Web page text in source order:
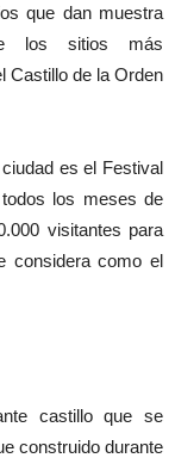
que dan muestra
los sitios más
Castillo de la Orden
es el Festival
los meses de
visitantes para
considera como el
castillo que se
construido durante